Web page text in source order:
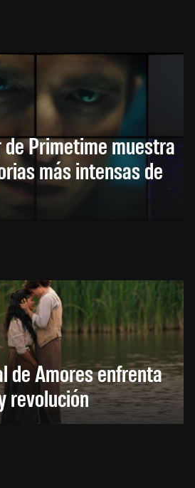
Primetime muestra
más intensas de
de Amores enfrenta
revolución